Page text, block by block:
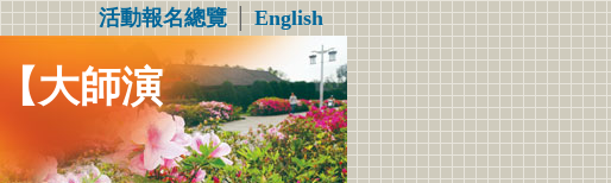
活動報名總覽│English
大師演